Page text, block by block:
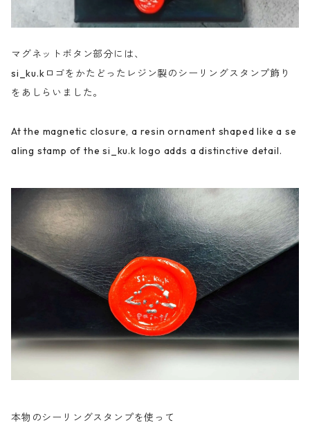
マグネットボタン部分には、
si_ku.kロゴをかたどったレジン製のシーリングスタンプ飾り
をあしらいました。
At the magnetic closure, a resin ornament shaped like a se
aling stamp of the si_ku.k logo adds a distinctive detail.
本物のシーリングスタンプを使って